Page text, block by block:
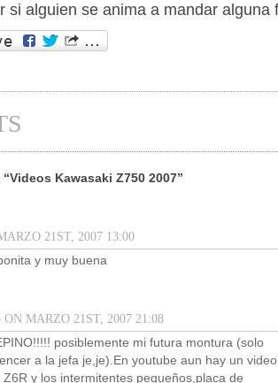
si alguien se anima a mandar
Kawasaki Z750 2007”
21ST, 2007 13:00
y muy buena
ON MARZO 21ST, 2007 21:08
posiblemente mi futura montura (solo
a la jefa je,je).En youtube aun hay un video
Z6R y los intermitentes pequeños,placa de